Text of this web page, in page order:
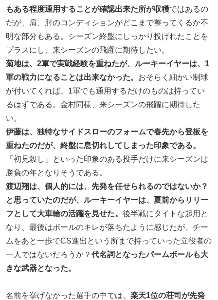
もある程度通用することが確認出来た所が収穫ではあるの
だが、肩、肘のコンディションがどこまで整ってくるか不
明な部分もある。シーズン終盤にしっかり投げれたことを
プラスにし、来シーズンの飛躍に期待したい。
菊地は、2軍で実戦経験を重ねたが、ルーキーイヤーは、1
軍の戦力になることは出来なかった。 おそらく細かい制球
が付いてくれば、1軍でも通用するだけのものは持ってい
るはずである。金村同様、来シーズンの飛躍に期待した
い。
伊藤は、独特なサイドスローのフォームで春先から登板を
重ねたのだが、終盤に息切れしてしまった印象である。
「初見殺し」といった印象のある投手だけに来シーズンは
勝負の年となりそうである。
渡辺翔は、個人的には、先発を任せられるのではないか？
と思っていたのだが、ルーキーイヤーは、夏前からリリー
フとして大車輪の活躍を見せた。 後半戦にタイトな起用と
なり、最後はボールのキレが落ちたように感じたが、チー
ムをあと一歩でCS進出という所まで持っていった立役者の
一人ではないだろうか？ 代名詞となったパームボールも大
きな武器となった。
名前を挙げなかった選手の中では、 楽天1位の荘司が先発